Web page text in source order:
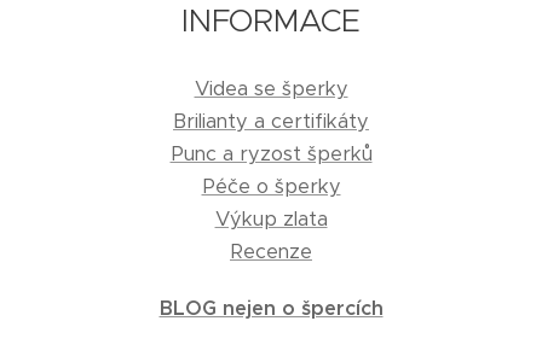
INFORMACE
Videa se šperky
Brilianty a certifikáty
Punc a ryzost šperků
Péče o šperky
Výkup zlata
Recenze
BLOG nejen o špercích